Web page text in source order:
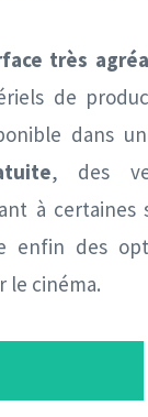
très
de
dans
, des
à
enfin des
le cinéma.